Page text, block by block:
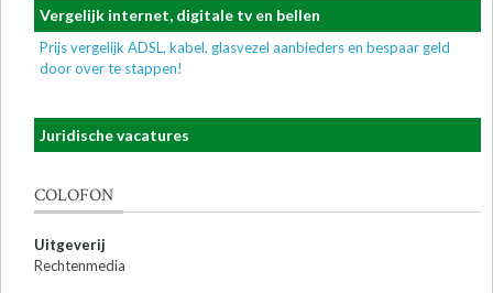
Vergelijk internet, digitale tv en bellen
Prijs vergelijk ADSL, kabel, glasvezel aanbieders en bespaar geld
door over te stappen!
Juridische vacatures
COLOFON
Uitgeverij
Rechtenmedia